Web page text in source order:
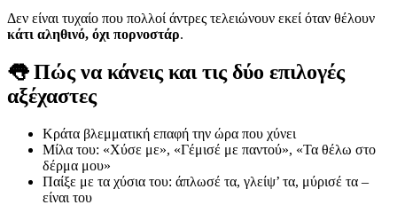
Δεν είναι τυχαίο που πολλοί άντρες τελειώνουν εκεί όταν θέλουν
κάτι αληθινό, όχι πορνοστάρ.
👅 Πώς να κάνεις και τις δύο επιλογές
αξέχαστες
Κράτα βλεμματική επαφή την ώρα που χύνει
Μίλα του: «Χύσε με», «Γέμισέ με παντού», «Τα θέλω στο
δέρμα μου»
Παίξε με τα χύσια του: άπλωσέ τα, γλείψ’ τα, μύρισέ τα –
είναι του